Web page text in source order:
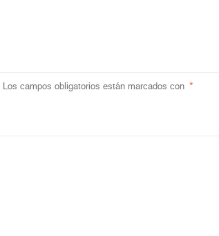
Los campos obligatorios están marcados con *